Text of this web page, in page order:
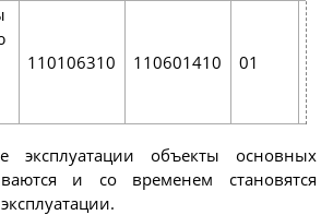
110106310 110601410 01
эксплуатации объекты основных
и со временем становятся